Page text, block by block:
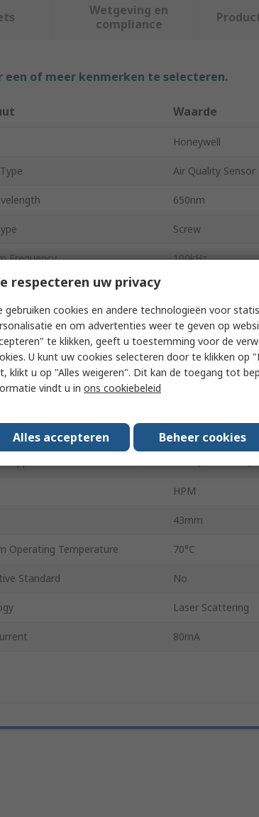
Wetgeving en
compliance
of meer kenmerken te selecteren.
Waarde
Honeywell
Air Quality Sensor
650nm
Screw
Frequency 100kHz
Type
8
Supply Voltage 4.8V
Supply Voltage 5.2V
Operating Temperature
23.7mm
Approvals
HPM
43mm
Operating Temperature 70°C
Standard No
Laser Scattering
80mA
respecteren uw privacy
gebruiken cookies en andere technologieën voor
en om advertenties weer te geven op
te klikken, geeft u toestemming voor de
U kunt uw cookies selecteren door te klikken op
klikt u op "Alles weigeren". Dit kan de toegang tot
vindt u in ons cookiebeleid
Alles accepteren Beheer cookies